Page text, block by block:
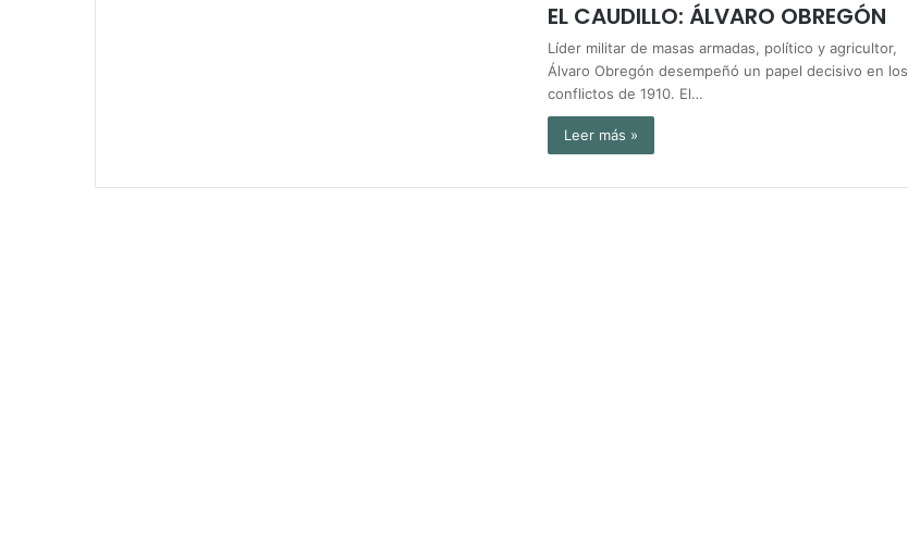
EL CAUDILLO: ÁLVARO OBREGÓN
Líder militar de masas armadas, político y agricultor,
Álvaro Obregón desempeñó un papel decisivo en los
conflictos de 1910. El…
Leer más »